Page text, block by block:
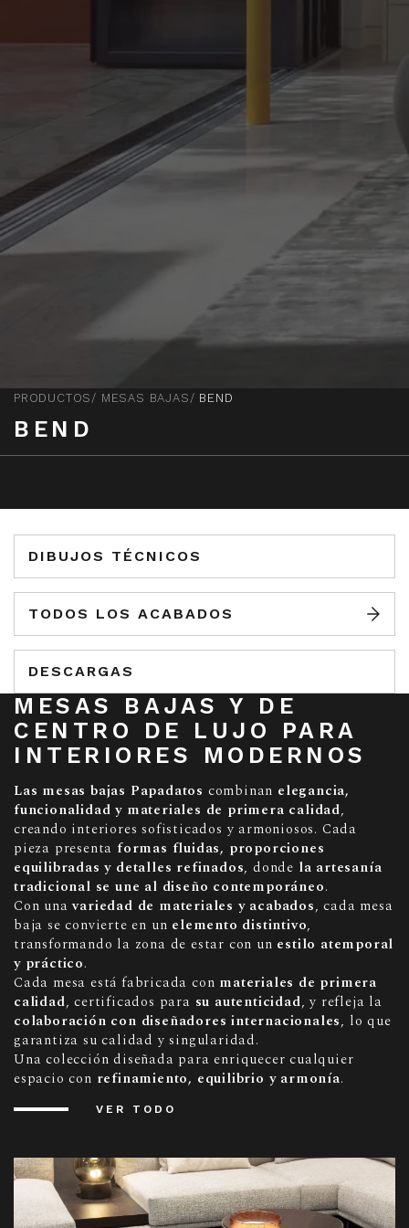
PRODUCTOS MESAS BAJAS BEND
BEND
DIBUJOS TÉCNICOS
TODOS LOS ACABADOS
DESCARGAS
MESAS BAJAS Y DE
CENTRO DE LUJO PARA
INTERIORES MODERNOS
Las mesas bajas Papadatos combinan elegancia,
funcionalidad y materiales de primera calidad,
creando interiores sofisticados y armoniosos. Cada
pieza presentaformas fluidas, proporciones
equilibradas y detalles refinados, donde la artesanía
tradicional se une al diseño contemporáneo.
Con unavariedad de materiales y acabados, cada mesa
baja se convierte en un elemento distintivo,
transformando la zona de estar con un estilo atemporal
y práctico.
Cada mesa está fabricada con materiales de primera
calidad, certificados para su autenticidad, y refleja la
colaboración con diseñadores internacionales, lo que
garantiza su calidad y singularidad.
Una colección diseñada para enriquecer cualquier
espacio con refinamiento, equilibrio y armonía.
VER TODO